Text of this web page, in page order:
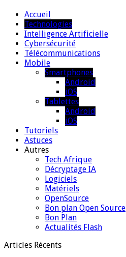
Accueil
Technologies
Intelligence Artificielle
Cybersécurité
Télécommunications
Mobile
Smartphones
Android
iOS
Tablettes
Android
iOS
Tutoriels
Astuces
Autres
Tech Afrique
Décryptage IA
Logiciels
Matériels
OpenSource
Bon plan Open Source
Bon Plan
Actualités Flash
Articles Récents